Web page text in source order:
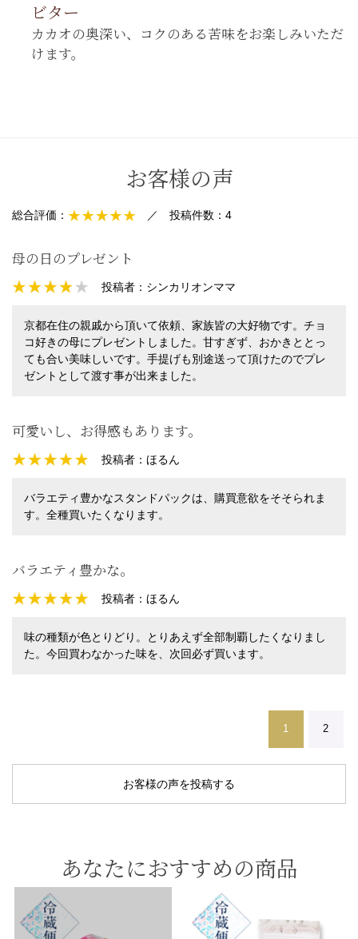
ビター
カカオの奥深い、コクのある苦味をお楽しみいただ
けます。
お客様の声
総合評価： ／ 投稿件数： 4
母の日のプレゼント
投稿者： シンカリオンママ
京都在住の親戚から頂いて依頼、家族皆の大好物です。チョ
コ好きの母にプレゼントしました。甘すぎず、おかきととっ
ても合い美味しいです。手提げも別途送って頂けたのでプレ
ゼントとして渡す事が出来ました。
可愛いし、お得感もあります。
投稿者：ほるん
バラエティ豊かなスタンドパックは、購買意欲をそそられま
す。全種買いたくなります。
バラエティ豊かな。
投稿者：ほるん
味の種類が色とりどり。とりあえず全部制覇したくなりまし
た。今回買わなかった味を、次回必ず買います。
1 2
お客様の声を投稿する
あなたにおすすめの商品